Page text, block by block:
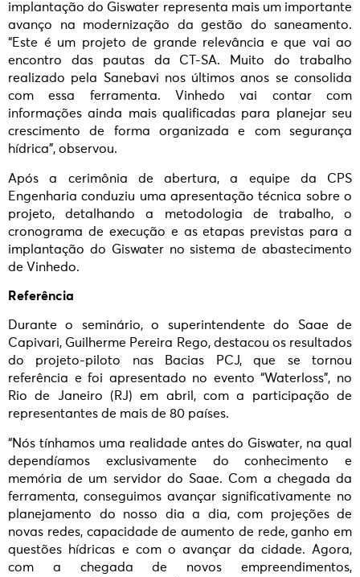
implantação do Giswater representa mais um importante
avanço na modernização da gestão do saneamento.
“Este é um projeto de grande relevância e que vai ao
encontro das pautas da CT-SA. Muito do trabalho
realizado pela Sanebavi nos últimos anos se consolida
com essa ferramenta. Vinhedo vai contar com
informações ainda mais qualificadas para planejar seu
crescimento de forma organizada e com segurança
hídrica”, observou.
Após a cerimônia de abertura, a equipe da CPS
Engenharia conduziu uma apresentação técnica sobre o
projeto, detalhando a metodologia de trabalho, o
cronograma de execução e as etapas previstas para a
implantação do Giswater no sistema de abastecimento
de Vinhedo.
Referência
Durante o seminário, o superintendente do Saae de
Capivari, Guilherme Pereira Rego, destacou os resultados
do projeto-piloto nas Bacias PCJ, que se tornou
referência e foi apresentado no evento “Waterloss”, no
Rio de Janeiro (RJ) em abril, com a participação de
representantes de mais de 80 países.
“Nós tínhamos uma realidade antes do Giswater, na qual
dependíamos exclusivamente do conhecimento e
memória de um servidor do Saae. Com a chegada da
ferramenta, conseguimos avançar significativamente no
planejamento do nosso dia a dia, com projeções de
novas redes, capacidade de aumento de rede, ganho em
questões hídricas e com o avançar da cidade. Agora,
com a chegada de novos empreendimentos,